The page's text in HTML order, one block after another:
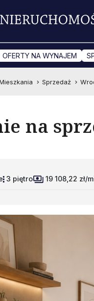
OFERTY NA WYNAJEM
Sprzedaż
na
3 piętro 19 108,22 zł/m